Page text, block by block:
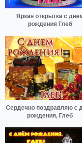
Яркая открытка с
рождения Глеб
Сердечно поздравляю с
рождения, Глеб